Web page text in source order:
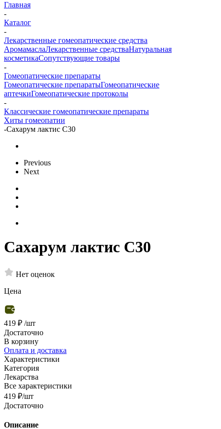
Главная
-
Каталог
-
Лекарственные гомеопатические средства
АромамаслаЛекарственные средстваНатуральная
косметикаСопутствующие товары
-
Гомеопатические препараты
Гомеопатические препаратыГомеопатические
аптечкиГомеопатические протоколы
-
Классические гомеопатические препараты
Хиты гомеопатии
-Сахарум лактис С30
Previous
Next
Сахарум лактис С30
Нет оценок
Цена
419 ₽ /шт
Достаточно
В корзину
Оплата и доставка
Характеристики
Категория
Лекарства
Все характеристики
419 ₽/шт
Достаточно
Описание